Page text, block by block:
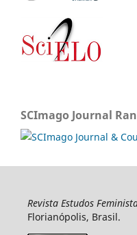
SCImago Journal
Revista Estudos
Florianópolis, Brasil.